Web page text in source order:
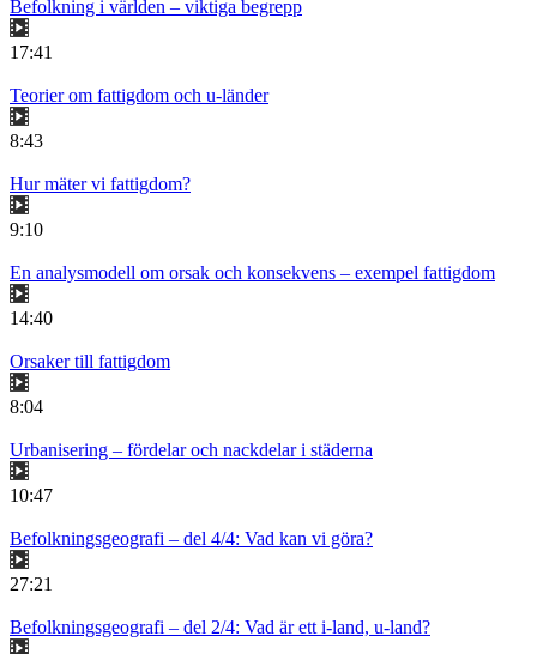
Befolkning i världen – viktiga begrepp
17:41
Teorier om fattigdom och u-länder
8:43
Hur mäter vi fattigdom?
9:10
En analysmodell om orsak och konsekvens – exempel fattigdom
14:40
Orsaker till fattigdom
8:04
Urbanisering – fördelar och nackdelar i städerna
10:47
Befolkningsgeografi – del 4/4: Vad kan vi göra?
27:21
Befolkningsgeografi – del 2/4: Vad är ett i-land, u-land?